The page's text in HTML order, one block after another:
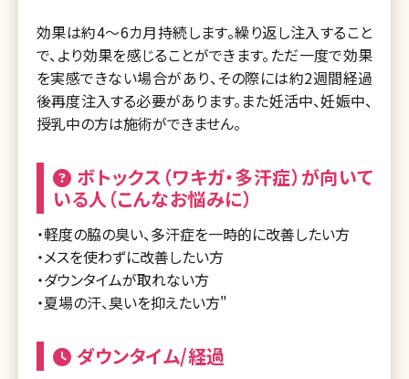
効果は約4～6カ月持続します。繰り返し注入すること
で、より効果を感じることができます。ただ一度で効果
を実感できない場合があり、その際には約2週間経過
後再度注入する必要があります。また妊活中、妊娠中、
授乳中の方は施術ができません。
ボトックス（ワキガ・多汗症）が向いて
いる人（こんなお悩みに）
・軽度の脇の臭い、多汗症を一時的に改善したい方
・メスを使わずに改善したい方
・ダウンタイムが取れない方
・夏場の汗、臭いを抑えたい方"
ダウンタイム/経過